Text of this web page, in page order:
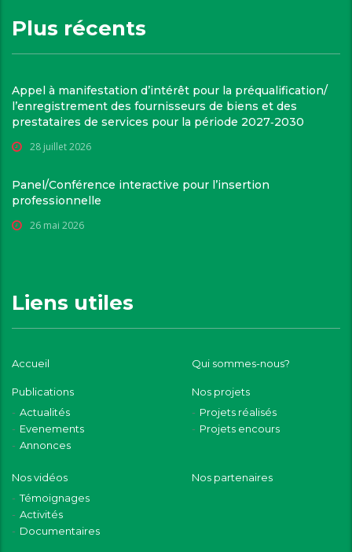
Plus récents
Appel à manifestation d’intérêt pour la préqualification/
l’enregistrement des fournisseurs de biens et des
prestataires de services pour la période 2027‑2030
28 juillet 2026
Panel/Conférence interactive pour l’insertion
professionnelle
26 mai 2026
Liens utiles
Accueil Qui sommes-nous?
Publications
Actualités
Evenements
Annonces
Nos projets
Projets réalisés
Projets encours
Nos vidéos
Témoignages
Activités
Documentaires
Nos partenaires